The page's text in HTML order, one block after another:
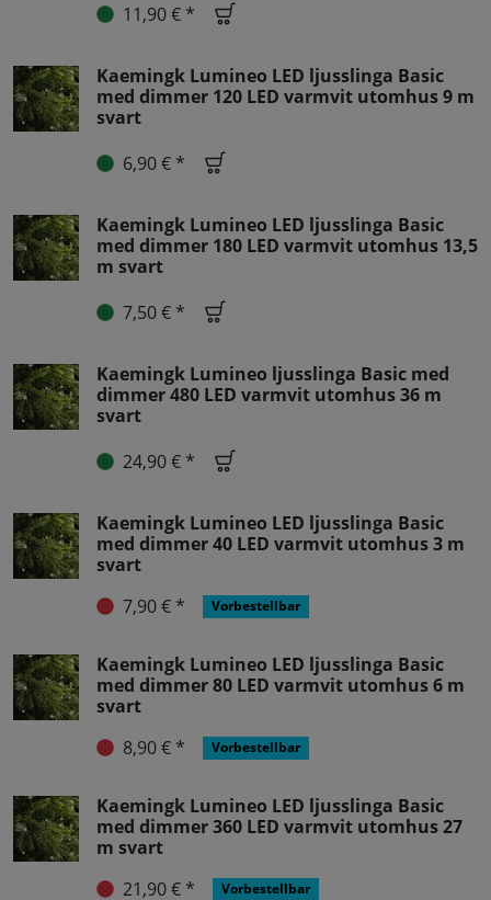
11,90 € *
Kaemingk Lumineo LED ljusslinga Basic
med dimmer 120 LED varmvit utomhus 9 m
svart
6,90 € *
Kaemingk Lumineo LED ljusslinga Basic
med dimmer 180 LED varmvit utomhus 13,5
m svart
7,50 € *
Kaemingk Lumineo ljusslinga Basic med
dimmer 480 LED varmvit utomhus 36 m
svart
24,90 € *
Kaemingk Lumineo LED ljusslinga Basic
med dimmer 40 LED varmvit utomhus 3 m
svart
7,90 € *
Vorbestellbar
Kaemingk Lumineo LED ljusslinga Basic
med dimmer 80 LED varmvit utomhus 6 m
svart
8,90 € *
Vorbestellbar
Kaemingk Lumineo LED ljusslinga Basic
med dimmer 360 LED varmvit utomhus 27
m svart
21,90 € *
Vorbestellbar